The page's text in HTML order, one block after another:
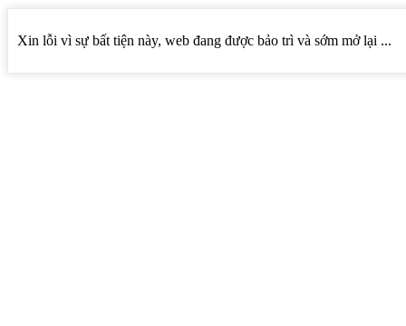
Xin lỗi vì sự bất tiện này, web đang được bảo trì và sớm mở lại ...